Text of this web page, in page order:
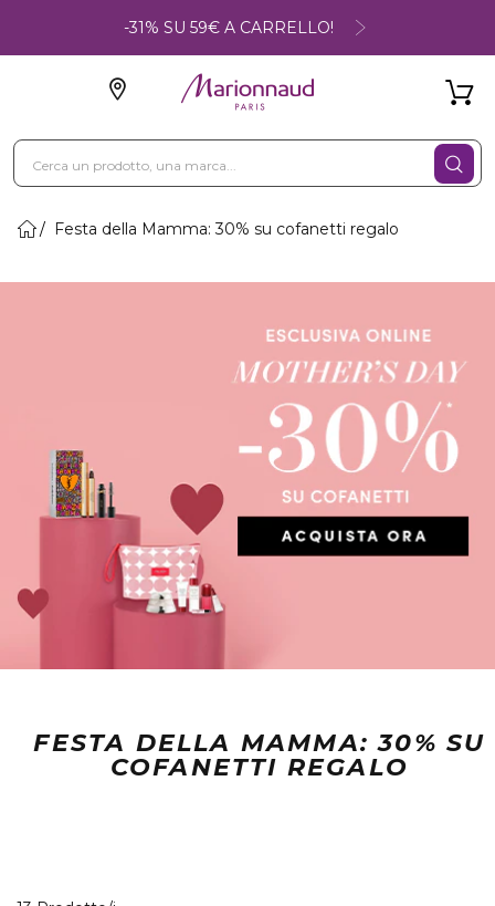
-31% SU 59€ A CARRELLO!
Festa della Mamma: 30% su cofanetti regalo
FESTA DELLA MAMMA: 30% SU
COFANETTI REGALO